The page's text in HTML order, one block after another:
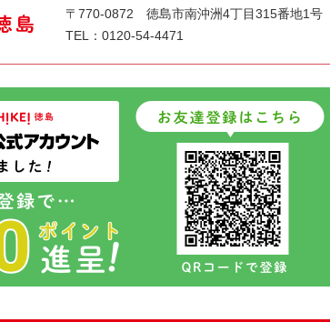
〒770-0872 徳島市南沖洲4丁目315番地1号
TEL： 0120-54-4471